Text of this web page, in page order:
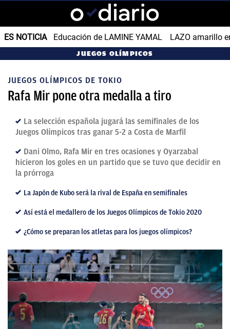
ES NOTICIA Educación de LAMINE YAMAL LAZO amarillo
JUEGOS OLÍMPICOS
JUEGOS OLÍMPICOS DE TOKIO
Rafa Mir pone otra medalla a tiro
La selección española jugará las semifinales de los
Juegos Olímpicos tras ganar 5-2 a Costa de Marfil
Dani Olmo, Rafa Mir en tres ocasiones y Oyarzabal
hicieron los goles en un partido que se tuvo que decidir en
la prórroga
La Japón de Kubo será la rival de España en semifinales
Así está el medallero de los Juegos Olímpicos de Tokio 2020
¿Cómo se preparan los atletas para los juegos olímpicos?